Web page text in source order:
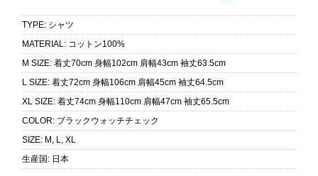
TYPE: シャツ
MATERIAL: コットン100%
M SIZE: 着丈70cm 身幅102cm 肩幅43cm 袖丈63.5cm
L SIZE: 着丈72cm 身幅106cm 肩幅45cm 袖丈64.5cm
XL SIZE: 着丈74cm 身幅110cm 肩幅47cm 袖丈65.5cm
COLOR: ブラックウォッチチェック
SIZE: M, L, XL
生産国 : 日本